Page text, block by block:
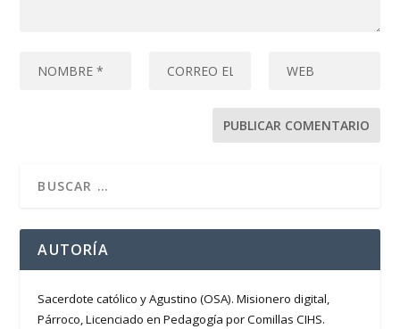
AUTORÍA
Sacerdote católico y Agustino (OSA). Misionero digital,
Párroco, Licenciado en Pedagogía por Comillas CIHS.